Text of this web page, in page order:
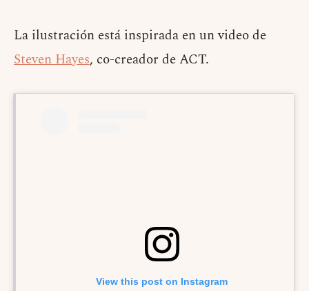
La ilustración está inspirada en un video de
Steven Hayes, co-creador de ACT.
View this post on Instagram